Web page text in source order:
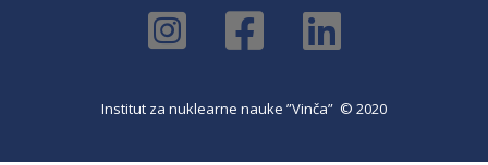
Institut za nuklearne nauke ”Vinča” © 2020